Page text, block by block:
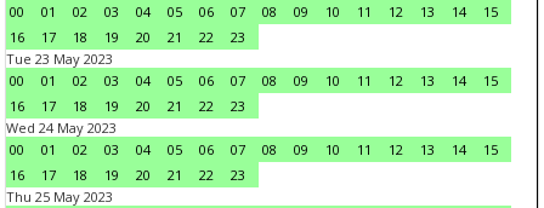
00
01 02 03 04 05 06 07 08 09 10 11 12 13 14
15
16
17 18 19 20 21 22
23
Tue 23 May 2023
00
01 02 03 04 05 06 07 08 09 10 11 12 13 14
15
16
17 18 19 20 21 22
23
Wed 24 May 2023
00
01 02 03 04 05 06 07 08 09 10 11 12 13 14
15
16
17 18 19 20 21 22
23
Thu 25 May 2023